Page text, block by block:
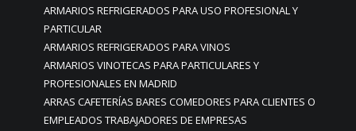
ARMARIOS REFRIGERADOS PARA USO PROFESIONAL Y
PARTICULAR
ARMARIOS REFRIGERADOS PARA VINOS
ARMARIOS VINOTECAS PARA PARTICULARES Y
PROFESIONALES EN MADRID
ARRAS CAFETERÍAS BARES COMEDORES PARA CLIENTES O
EMPLEADOS TRABAJADORES DE EMPRESAS